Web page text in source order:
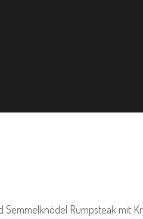
Semmelknödel Rumpsteak mit